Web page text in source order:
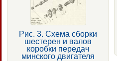
Рис. 3. Схема сборки
шестерен и валов
коробки передач
минского двигателя